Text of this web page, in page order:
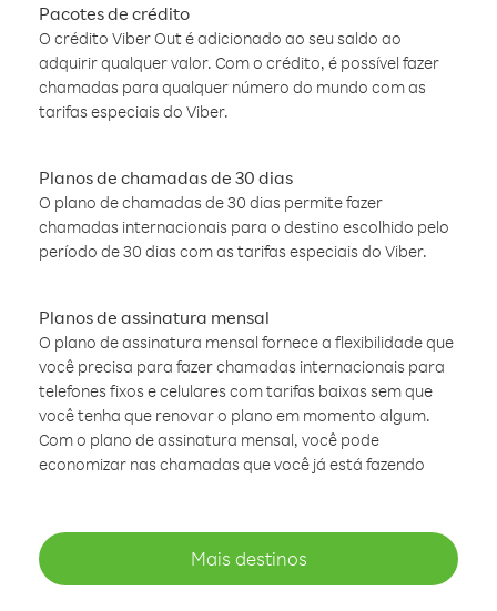
Pacotes de crédito
O crédito Viber Out é adicionado ao seu saldo ao
adquirir qualquer valor. Com o crédito, é possível fazer
chamadas para qualquer número do mundo com as
tarifas especiais do Viber.
Planos de chamadas de 30 dias
O plano de chamadas de 30 dias permite fazer
chamadas internacionais para o destino escolhido pelo
período de 30 dias com as tarifas especiais do Viber.
Planos de assinatura mensal
O plano de assinatura mensal fornece a flexibilidade que
você precisa para fazer chamadas internacionais para
telefones fixos e celulares com tarifas baixas sem que
você tenha que renovar o plano em momento algum.
Com o plano de assinatura mensal, você pode
economizar nas chamadas que você já está fazendo
Mais destinos